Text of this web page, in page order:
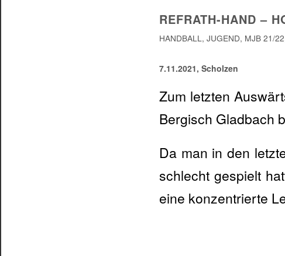
REFRATH-HAND –
HANDBALL, JUGEND, MJB 21/22
7.11.2021, Scholzen
Zum letzten
Bergisch Gladbach
Da man in den
schlecht gespielt
eine konzentrierte